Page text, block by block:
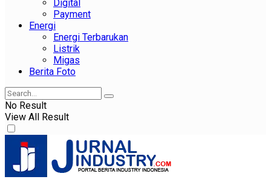
Digital
Payment
Energi
Energi Terbarukan
Listrik
Migas
Berita Foto
No Result
View All Result